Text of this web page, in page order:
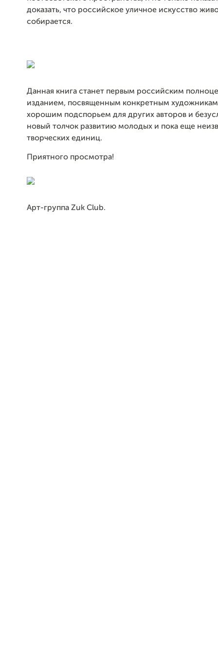
доказать, что российское уличное искусство
собирается.
Данная книга станет первым российским
изданием, посвященным конкретным художникам,
хорошим подспорьем для других авторов и
новый толчок развитию молодых и пока еще
творческих единиц.
Приятного просмотра!
Арт-группа Zuk Club.